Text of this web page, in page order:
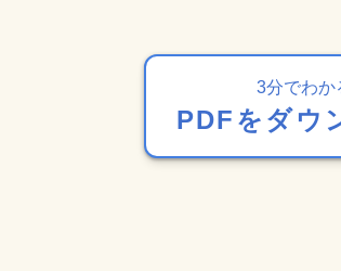
3分でわ
PDFをダウ